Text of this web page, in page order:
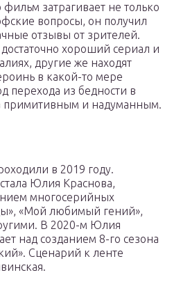
фильм затрагивает не только
вопросы, он получил
отзывы от зрителей.
хороший сериал и
другие же находят
в какой-то мере
перехода из бедности в
примитивным и надуманным.
в 2019 году.
Юлия Краснова,
многосерийных
«Мой любимый гений»,
В 2020-м Юлия
над созданием 8-го сезона
Сценарий к ленте